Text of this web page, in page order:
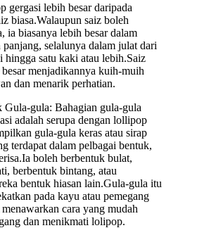
gergasi lebih besar daripada
biasa.Walaupun saiz boleh
ia biasanya lebih besar dalam
panjang, selalunya dalam julat dari
hingga satu kaki atau lebih.Saiz
menjadikannya kuih-muih
dan menarik perhatian.
Gula-gula: Bahagian gula-gula
adalah serupa dengan lollipop
gula-gula keras atau sirap
terdapat dalam pelbagai bentuk,
boleh berbentuk bulat,
berbentuk bintang, atau
bentuk hiasan lain.Gula-gula itu
pada kayu atau pemegang
cara yang mudah
dan menikmati lolipop.